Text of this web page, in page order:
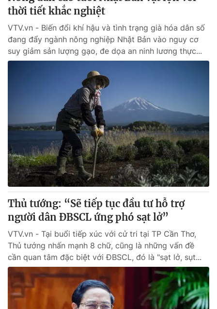
thời tiết khắc nghiệt
VTV.vn - Biến đổi khí hậu và tình trạng già hóa dân số
đang đẩy ngành nông nghiệp Nhật Bản vào nguy cơ
suy giảm sản lượng gạo, đe dọa an ninh lương thực...
Thủ tướng: “Sẽ tiếp tục đầu tư hỗ trợ
người dân ĐBSCL ứng phó sạt lở”
VTV.vn - Tại buổi tiếp xúc với cử tri tại TP Cần Thơ,
Thủ tướng nhấn mạnh 8 chữ, cũng là những vấn đề
cần quan tâm đặc biệt với ĐBSCL, đó là "sạt lở, sụt...